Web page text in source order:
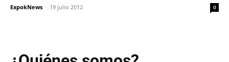
ExpokNews - 19 julio 2012 0